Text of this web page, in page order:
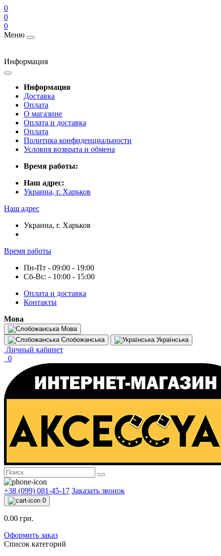
0
0
0
Меню
Информация
Информация
Доставка
Оплата
О магазине
Оплата и доставка
Оплата
Политика конфиденциальности
Условия возврата и обмена
Время работы:
Наш адрес:
Украина, г. Харьков
Наш адрес
Украина, г. Харьков
Время работы
Пн-Пт - 09:00 - 19:00
Сб-Вс: - 10:00 - 15:00
Оплата и доставка
Контакты
Мова
Мова
Слобожанська
Українська
Личный кабинет
0
+38 (099) 081-45-17 Заказать звонок
0
0.00 грн.
Оформить заказ
Список категорий